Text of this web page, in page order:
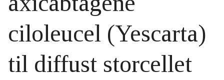
ciloleucel (Yescarta)
til diffust storcellet